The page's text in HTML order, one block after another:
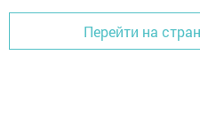
Перейти на